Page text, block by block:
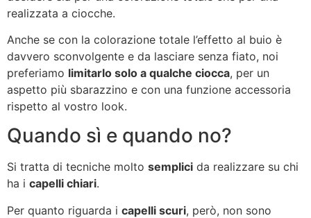
realizzata a ciocche.
Anche se con la colorazione totale l’effetto al buio è
davvero sconvolgente e da lasciare senza fiato, noi
preferiamo limitarlo solo a qualche ciocca, per un
aspetto più sbarazzino e con una funzione accessoria
rispetto al vostro look.
Quando sì e quando no?
Si tratta di tecniche molto semplici da realizzare su chi
ha i capelli chiari.
Per quanto riguarda i capelli scuri, però, non sono